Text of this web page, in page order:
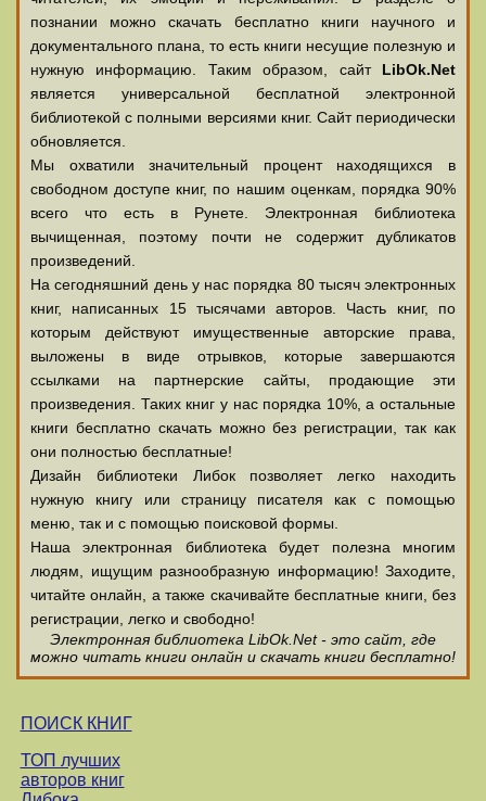
познании можно скачать бесплатно книги научного и
документального плана, то есть книги несущие полезную и
нужную информацию. Таким образом, сайт LibOk.Net
является универсальной бесплатной электронной
библиотекой с полными версиями книг. Сайт периодически
обновляется.
Мы охватили значительный процент находящихся в
свободном доступе книг, по нашим оценкам, порядка 90%
всего что есть в Рунете. Электронная библиотека
вычищенная, поэтому почти не содержит дубликатов
произведений.
На сегодняшний день у нас порядка 80 тысяч электронных
книг, написанных 15 тысячами авторов. Часть книг, по
которым действуют имущественные авторские права,
выложены в виде отрывков, которые завершаются
ссылками на партнерские сайты, продающие эти
произведения. Таких книг у нас порядка 10%, а остальные
книги бесплатно скачать можно без регистрации, так как
они полностью бесплатные!
Дизайн библиотеки Либок позволяет легко находить
нужную книгу или страницу писателя как с помощью
меню, так и с помощью поисковой формы.
Наша электронная библиотека будет полезна многим
людям, ищущим разнообразную информацию! Заходите,
читайте онлайн, а также скачивайте бесплатные книги, без
регистрации, легко и свободно!
Электронная библиотека LibOk.Net - это сайт, где
можно читать книги онлайн и скачать книги бесплатно!
ПОИСК КНИГ
ТОП лучших
авторов книг